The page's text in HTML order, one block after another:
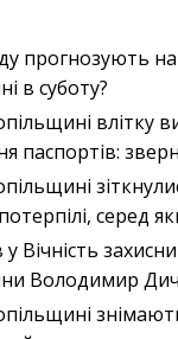
прогнозують на
в суботу?
влітку
паспортів:
серед
Вічність
Володимир